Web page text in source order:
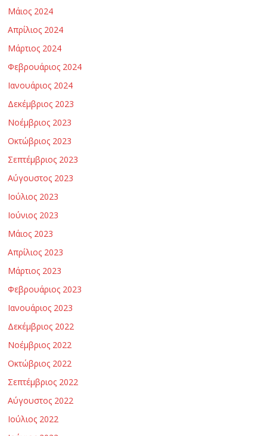
α
ι
Τ
ε
χ
ν
ο
λ
ο
γ
ί
α
ς
Μάιος 2024
Απρίλιος 2024
Μάρτιος 2024
Φεβρουάριος 2024
Ιανουάριος 2024
Δεκέμβριος 2023
Νοέμβριος 2023
Οκτώβριος 2023
Σεπτέμβριος 2023
Αύγουστος 2023
Ιούλιος 2023
Ιούνιος 2023
Μάιος 2023
Απρίλιος 2023
Μάρτιος 2023
Φεβρουάριος 2023
Ιανουάριος 2023
Δεκέμβριος 2022
Νοέμβριος 2022
Οκτώβριος 2022
Σεπτέμβριος 2022
Αύγουστος 2022
Ιούλιος 2022